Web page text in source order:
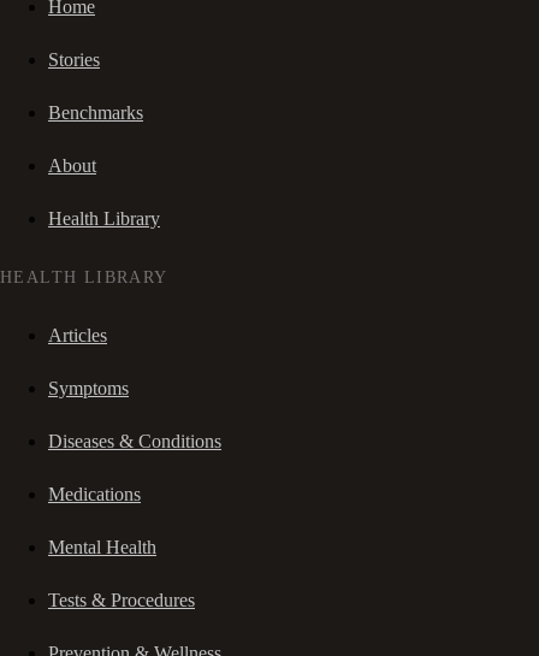
Home
Stories
Benchmarks
About
Health Library
HEALTH LIBRARY
Articles
Symptoms
Diseases & Conditions
Medications
Mental Health
Tests & Procedures